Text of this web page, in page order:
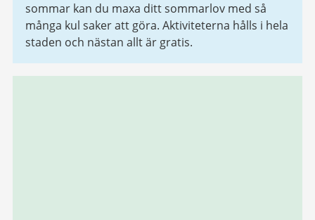
sommar kan du maxa ditt sommarlov med så
många kul saker att göra. Aktiviteterna hålls i hela
staden och nästan allt är gratis.